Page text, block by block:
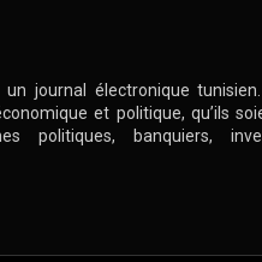
journal électronique
et politique, qu’ils
politiques, banquiers,